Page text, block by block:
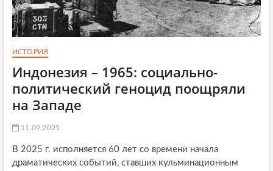
ИСТОРИЯ
Индонезия – 1965: социально-
политический геноцид поощряли
на Западе
11.09.2025
В 2025 г. исполняется 60 лет со времени начала
драматических событий, ставших кульминационным